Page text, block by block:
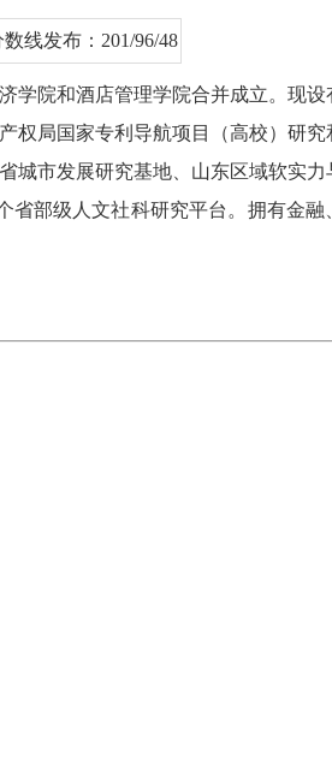
学院和酒店管理学院合并成立。现设
权局国家专利导航项目（高校）研究
城市发展研究基地、山东区域软实
部级人文社科研究平台。拥有金融